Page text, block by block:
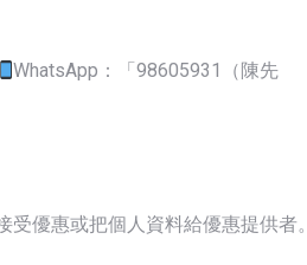
WhatsApp：「98605931（陳先
優惠或把個人資料給優惠提供者。